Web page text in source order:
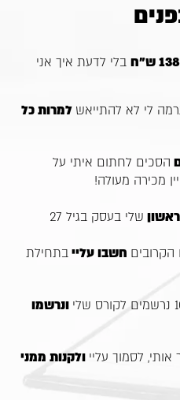
ש״ח
בלי לדעת איך אני
לי לא להתייאש למרות כל
הסכים לחתום איתי על
מכירה מעולה!
שלי בעסק בגיל 27
חשבועלייבתחילת
ונרשמו
לסמוך עליי ולקנות ממני